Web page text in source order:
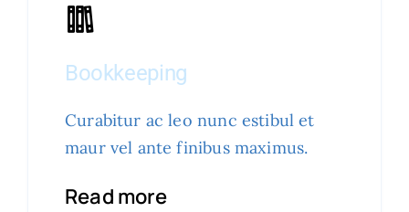
Bookkeeping
Curabitur ac leo nunc estibul et
maur vel ante finibus maximus.
Read more